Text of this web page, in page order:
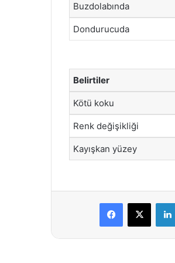
Buzdolabında
Dondurucuda
Belirtiler
Kötü koku
Renk değişikliği
Kayışkan yüzey
Facebook
X